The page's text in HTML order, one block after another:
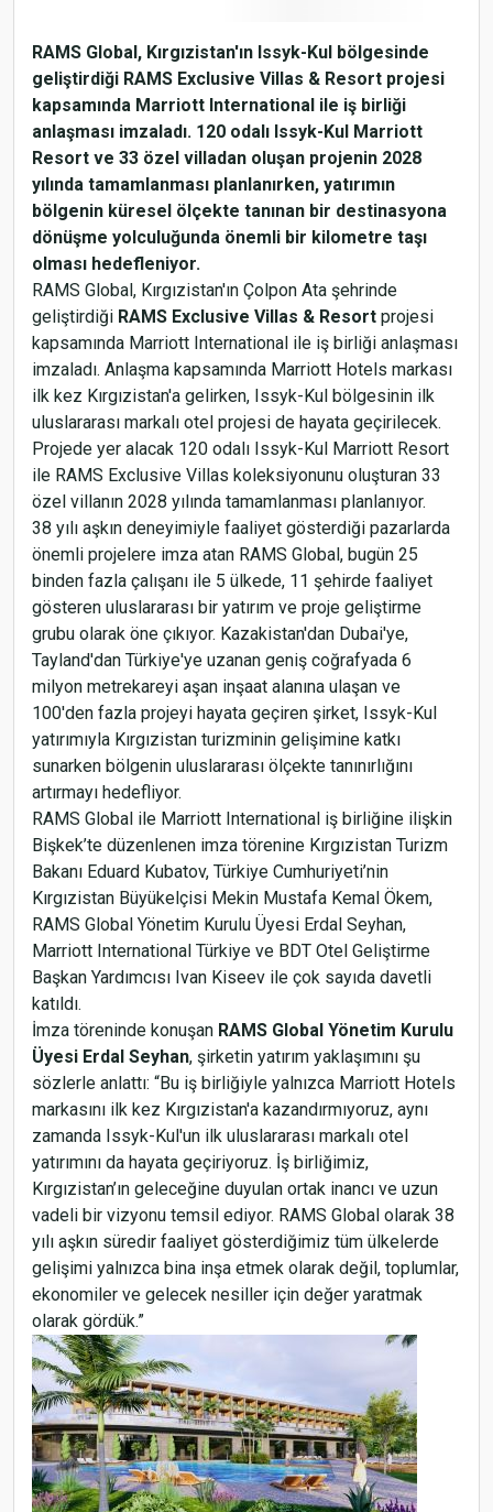
RAMS Global, Kırgızistan'ın Issyk-Kul bölgesinde
geliştirdiği RAMS Exclusive Villas & Resort projesi
kapsamında Marriott International ile iş birliği
anlaşması imzaladı. 120 odalı Issyk-Kul Marriott
Resort ve 33 özel villadan oluşan projenin 2028
yılında tamamlanması planlanırken, yatırımın
bölgenin küresel ölçekte tanınan bir destinasyona
dönüşme yolculuğunda önemli bir kilometre taşı
olması hedefleniyor.
RAMS Global, Kırgızistan'ın Çolpon Ata şehrinde
geliştirdiği RAMS Exclusive Villas & Resort projesi
kapsamında Marriott International ile iş birliği anlaşması
imzaladı. Anlaşma kapsamında Marriott Hotels markası
ilk kez Kırgızistan'a gelirken, Issyk-Kul bölgesinin ilk
uluslararası markalı otel projesi de hayata geçirilecek.
Projede yer alacak 120 odalı Issyk-Kul Marriott Resort
ile RAMS Exclusive Villas koleksiyonunu oluşturan 33
özel villanın 2028 yılında tamamlanması planlanıyor.
38 yılı aşkın deneyimiyle faaliyet gösterdiği pazarlarda
önemli projelere imza atan RAMS Global, bugün 25
binden fazla çalışanı ile 5 ülkede, 11 şehirde faaliyet
gösteren uluslararası bir yatırım ve proje geliştirme
grubu olarak öne çıkıyor. Kazakistan'dan Dubai'ye,
Tayland'dan Türkiye'ye uzanan geniş coğrafyada 6
milyon metrekareyi aşan inşaat alanına ulaşan ve
100'den fazla projeyi hayata geçiren şirket, Issyk-Kul
yatırımıyla Kırgızistan turizminin gelişimine katkı
sunarken bölgenin uluslararası ölçekte tanınırlığını
artırmayı hedefliyor.
RAMS Global ile Marriott International iş birliğine ilişkin
Bişkek’te düzenlenen imza törenine Kırgızistan Turizm
Bakanı Eduard Kubatov, Türkiye Cumhuriyeti’nin
Kırgızistan Büyükelçisi Mekin Mustafa Kemal Ökem,
RAMS Global Yönetim Kurulu Üyesi Erdal Seyhan,
Marriott International Türkiye ve BDT Otel Geliştirme
Başkan Yardımcısı Ivan Kiseev ile çok sayıda davetli
katıldı.
İmza töreninde konuşan RAMS Global Yönetim Kurulu
Üyesi Erdal Seyhan, şirketin yatırım yaklaşımını şu
sözlerle anlattı: “Bu iş birliğiyle yalnızca Marriott Hotels
markasını ilk kez Kırgızistan'a kazandırmıyoruz, aynı
zamanda Issyk-Kul'un ilk uluslararası markalı otel
yatırımını da hayata geçiriyoruz. İş birliğimiz,
Kırgızistan’ın geleceğine duyulan ortak inancı ve uzun
vadeli bir vizyonu temsil ediyor. RAMS Global olarak 38
yılı aşkın süredir faaliyet gösterdiğimiz tüm ülkelerde
gelişimi yalnızca bina inşa etmek olarak değil, toplumlar,
ekonomiler ve gelecek nesiller için değer yaratmak
olarak gördük.”